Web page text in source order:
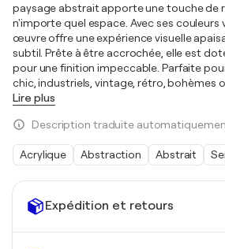
Expédition et retours
paysage abstrait apporte une touche de
n'importe quel espace. Avec ses
œuvre offre une expérience visuelle
subtil. Prête à être accrochée, elle est
pour une finition impeccable. Parfaite
chic, industriels, vintage, rétro, bohèmes
Lire plus
Description traduite
Acrylique Abstraction Abstrait